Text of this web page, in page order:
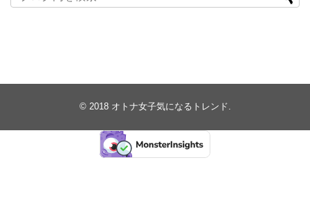
© 2018 オトナ女子気になるトレンド.